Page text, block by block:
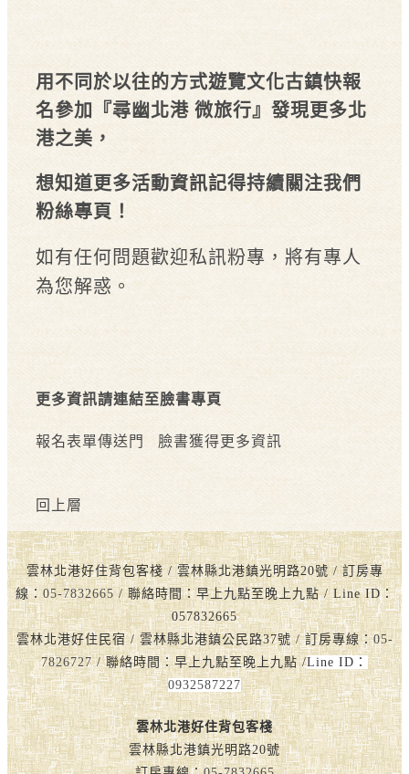
用不同於以往的方式遊覽文化古鎮快報
名參加『尋幽北港 微旅行』發現更多北
港之美，
想知道更多活動資訊記得持續關注我們
粉絲專頁！
如有任何問題歡迎私訊粉專，將有專人
為您解惑。
更多資訊請連結至臉書專頁
報名表單傳送門 臉書獲得更多資訊
回上層
雲林北港好住背包客棧 / 雲林縣北港鎮光明路20號 / 訂房專
線： 05-7832665/ 聯絡時間：早上九點至晚上九點 / Line ID：
057832665
雲林北港好住民宿 / 雲林縣北港鎮公民路37號 / 訂房專線：05-
7826727/ 聯絡時間：早上九點至晚上九點 /Line ID：
0932587227
雲林北港好住背包客棧
雲林縣北港鎮光明路20號